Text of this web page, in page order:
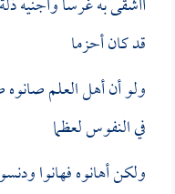
قد كان أحزما
ولو أن أهل العلم
في النفوس لعظما
ولكن أهانوه فهانوا